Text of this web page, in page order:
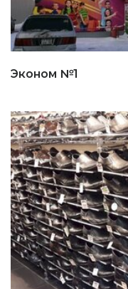
Эконом №1